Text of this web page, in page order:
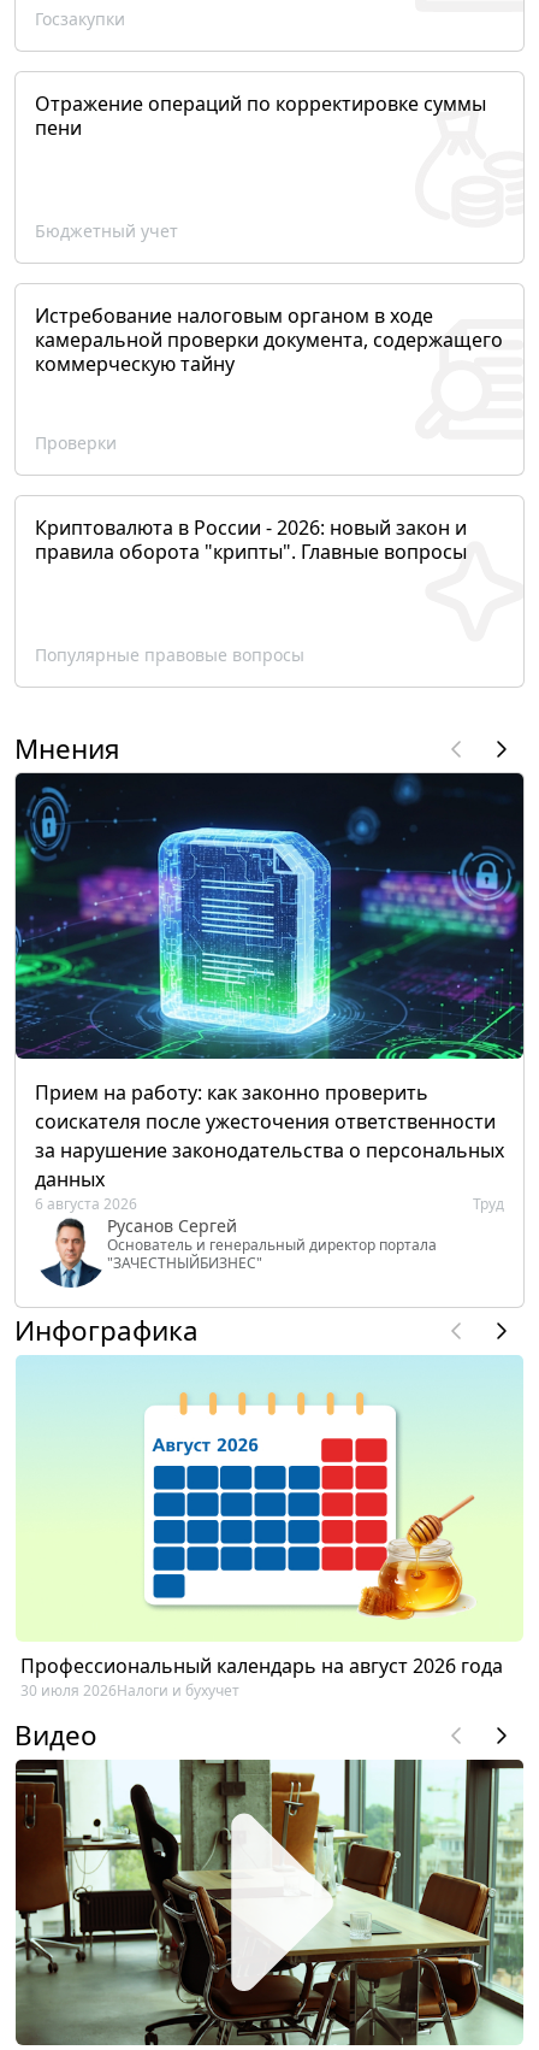
Госзакупки
Отражение операций по корректировке суммы
пени
Бюджетный учет
Истребование налоговым органом в ходе
камеральной проверки документа, содержащего
коммерческую тайну
Проверки
Криптовалюта в России - 2026: новый закон и
правила оборота "крипты". Главные вопросы
Популярные правовые вопросы
Мнения
Прием на работу: как законно проверить
соискателя после ужесточения ответственности
за нарушение законодательства о персональных
данных
6 августа 2026 Труд
Русанов Сергей
Основатель и генеральный директор портала
"ЗАЧЕСТНЫЙБИЗНЕС"
Инфографика
Профессиональный календарь на август 2026 года
30 июля 2026Налоги и бухучет
Видео